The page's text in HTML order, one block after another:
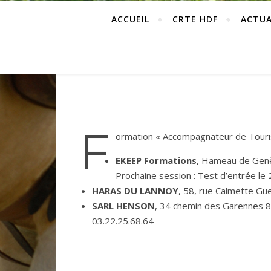
ACCUEIL CRTE HDF
F ormation « Accompagnateur de
EKEEP Formations, Hameau de
Prochaine session : Test d’entrée
HARAS DU LANNOY, 58, rue Calmette
SARL HENSON, 34 chemin des Garennes
03.22.25.68.64